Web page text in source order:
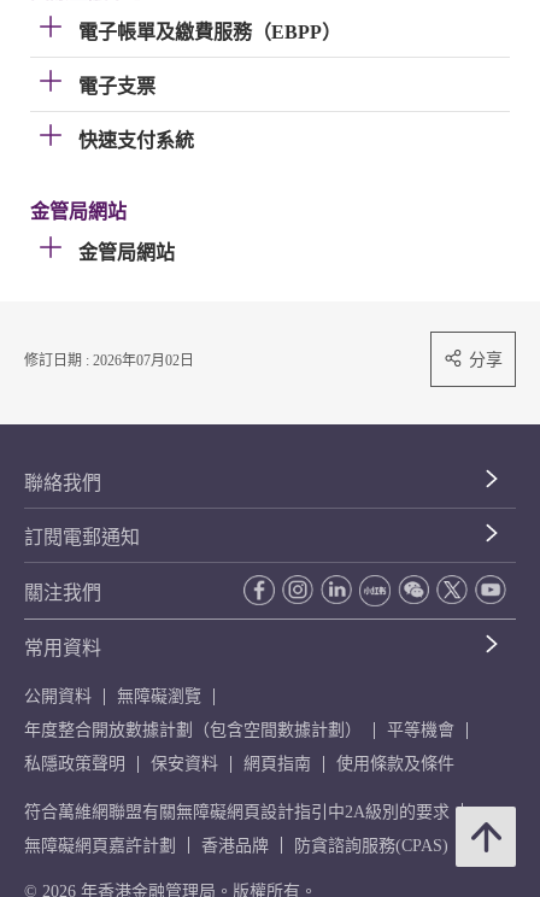
電子帳單及繳費服務（EBPP）
電子支票
快速支付系統
金管局網站
金管局網站
修訂日期 : 2026年07月02日 分享
聯絡我們
訂閱電郵通知
關注我們
常用資料
公開資料
無障礙瀏覽
年度整合開放數據計劃（包含空間數據計劃）
平等機會
私隱政策聲明
保安資料 網頁指南 使用條款及條件
符合萬維網聯盟有關無障礙網頁設計指引中2A級別的要求
無障礙網頁嘉許計劃
香港品牌 防貪諮詢服務(CPAS)
© 2026 年香港金融管理局。版權所有。